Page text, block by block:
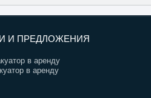
И ПРЕДЛОЖЕНИЯ
в аренду
в аренду